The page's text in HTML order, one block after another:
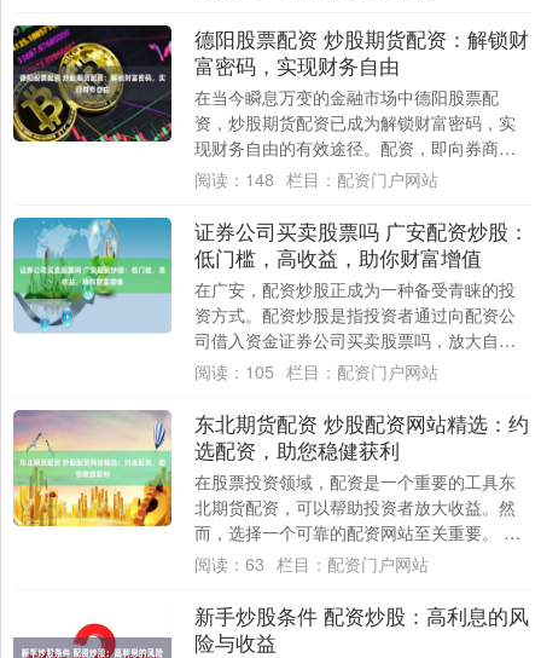
德阳股票配资 炒股期货配资：解锁财
富密码，实现财务自由
在当今瞬息万变的金融市场中德阳股票配
资，炒股期货配资已成为解锁财富密码，实
现财务自由的有效途径。配资，即向券商或
平台借用资金进行投资，可以放大投资收
阅读： 148 栏目： 配资门户网站
证券公司买卖股票吗 广安配资炒股：
低门槛，高收益，助你财富增值
在广安，配资炒股正成为一种备受青睐的投
资方式。配资炒股是指投资者通过向配资公
司借入资金证券公司买卖股票吗，放大自己
的资金规模进行股票交易。 * **资金放大：
阅读： 105 栏目： 配资门户网站
东北期货配资 炒股配资网站精选：约
选配资，助您稳健获利
在股票投资领域，配资是一个重要的工具东
北期货配资，可以帮助投资者放大收益。然
而，选择一个可靠的配资网站至关重要。 股
牛网配资提供高达10倍的杠杆，让您以小博
阅读： 63 栏目： 配资门户网站
新手炒股条件 配资炒股：高利息的风
险与收益